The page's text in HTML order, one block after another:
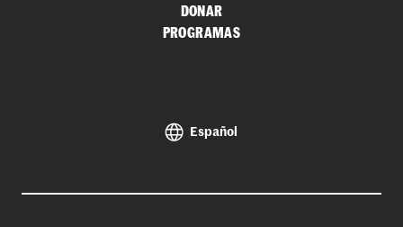
DONAR
PROGRAMAS
Español